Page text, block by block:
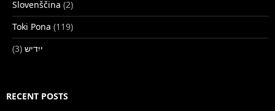
Slovenščina (2)
Toki Pona (119)
ייִדיש (3)
RECENT POSTS